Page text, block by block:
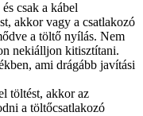
csak a kábel
akkor vagy a csatlakozó
a töltő nyílás. Nem
nekiálljon kitisztítani.
ami drágább javítási
töltést, akkor az
a töltőcsatlakozó